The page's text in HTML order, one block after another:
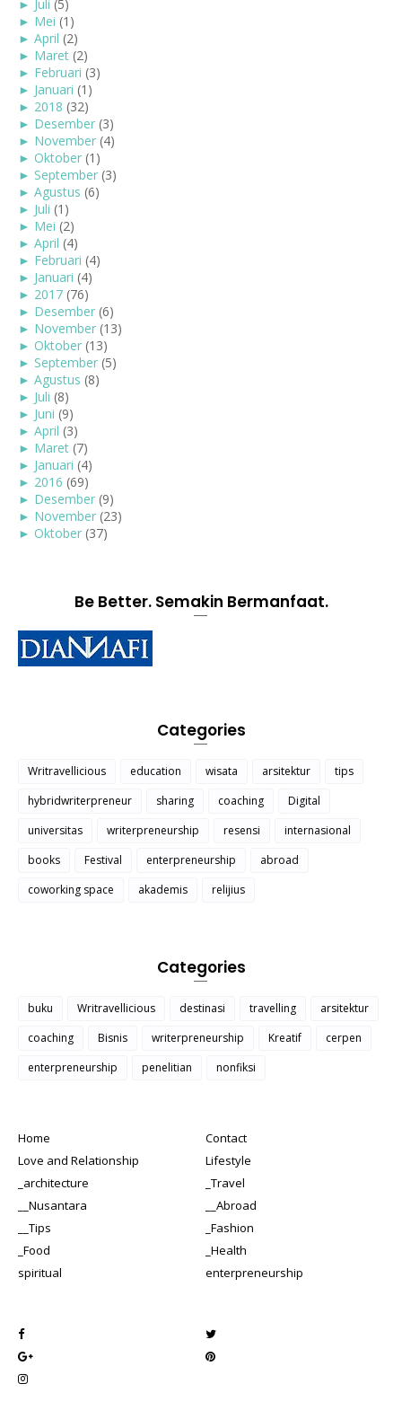
► Juli (5)
► Mei (1)
► April (2)
► Maret (2)
► Februari (3)
► Januari (1)
► 2018 (32)
► Desember (3)
► November (4)
► Oktober (1)
► September (3)
► Agustus (6)
► Juli (1)
► Mei (2)
► April (4)
► Februari (4)
► Januari (4)
► 2017 (76)
► Desember (6)
► November (13)
► Oktober (13)
► September (5)
► Agustus (8)
► Juli (8)
► Juni (9)
► April (3)
► Maret (7)
► Januari (4)
► 2016 (69)
► Desember (9)
► November (23)
► Oktober (37)
Be Better. Semakin Bermanfaat.
Categories
Writravellicious education wisata arsitektur
tips
hybridwriterpreneur
sharing coaching
Digital
universitas
writerpreneurship resensi
internasional
books
Festival enterpreneurship
abroad
coworking space
akademis relijius
Categories
buku Writravellicious destinasi travelling
arsitektur
coaching
Bisnis writerpreneurship Kreatif
cerpen
enterpreneurship
penelitian nonfiksi
Home
Contact
Love and Relationship
Lifestyle
_architecture
_Travel
__Nusantara
__Abroad
__Tips
_Fashion
_Food
_Health
spiritual
enterpreneurship